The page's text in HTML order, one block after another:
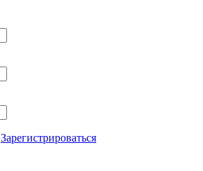
Зарегистрироваться